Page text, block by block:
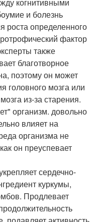
и болезнь
роста определенного
фактор
также
благотворное
поэтому он может
головного мозга или
из-за старения.
организм. довольно
влияет на
организма не
он преуспевает
сердечно-
куркумы,
Продлевает